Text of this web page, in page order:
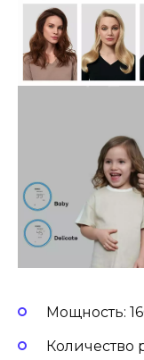
Мощность:
Количество